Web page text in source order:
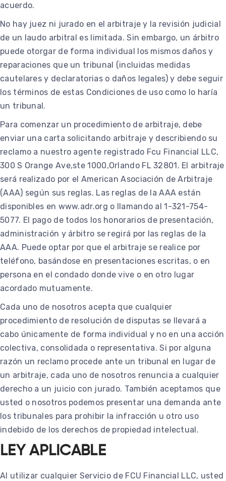
acuerdo.
No hay juez ni jurado en el arbitraje y la revisión judicial
de un laudo arbitral es limitada. Sin embargo, un árbitro
puede otorgar de forma individual los mismos daños y
reparaciones que un tribunal (incluidas medidas
cautelares y declaratorias o daños legales) y debe seguir
los términos de estas Condiciones de uso como lo haría
un tribunal.
Para comenzar un procedimiento de arbitraje, debe
enviar una carta solicitando arbitraje y describiendo su
reclamo a nuestro agente registrado Fcu Financial LLC,
300 S Orange Ave,ste 1000,Orlando FL 32801. El arbitraje
será realizado por el American Asociación de Arbitraje
(AAA) según sus reglas. Las reglas de la AAA están
disponibles en www.adr.org o llamando al 1-321-754-
5077. El pago de todos los honorarios de presentación,
administración y árbitro se regirá por las reglas de la
AAA. Puede optar por que el arbitraje se realice por
teléfono, basándose en presentaciones escritas, o en
persona en el condado donde vive o en otro lugar
acordado mutuamente.
Cada uno de nosotros acepta que cualquier
procedimiento de resolución de disputas se llevará a
cabo únicamente de forma individual y no en una acción
colectiva, consolidada o representativa. Si por alguna
razón un reclamo procede ante un tribunal en lugar de
un arbitraje, cada uno de nosotros renuncia a cualquier
derecho a un juicio con jurado. También aceptamos que
usted o nosotros podemos presentar una demanda ante
los tribunales para prohibir la infracción u otro uso
indebido de los derechos de propiedad intelectual.
LEY APLICABLE
Al utilizar cualquier Servicio de FCU Financial LLC, usted